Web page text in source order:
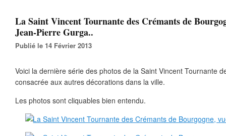
La Saint Vincent Tournante des Crémants de
Jean-Pierre Gurga..
Publié le 14 Février 2013
Voici la dernière série des photos de la Saint Vincent Tournante
consacrée aux autres décorations dans la ville.
Les photos sont cliquables bien entendu.